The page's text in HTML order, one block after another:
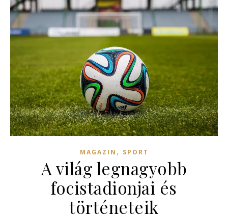
MAGAZIN , SPORT
A világ legnagyobb
focistadionjai és
történeteik